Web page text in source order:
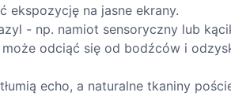
ekspozycję na jasne ekrany.
- np. namiot sensoryczny lub
odciąć się od bodźców i
echo, a naturalne tkaniny